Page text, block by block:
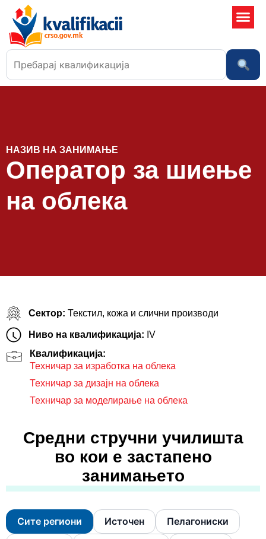
НАЗИВ НА ЗАНИМАЊЕ
Оператор за шиење
на облека
Сектор: Текстил, кожа и слични производи
Ниво на квалификација: IV
Квалификација:
Техничар за изработка на облека
Техничар за дизајн на облека
Техничар за моделирaње на облека
Средни стручни училишта
во кои е застапено
занимањето
Сите региони Источен Пелагониски